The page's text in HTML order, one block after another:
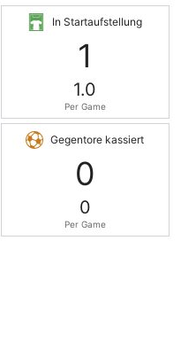
In Startaufstellung
1
1.0
Per Game
Gegentore kassiert
0
0
Per Game